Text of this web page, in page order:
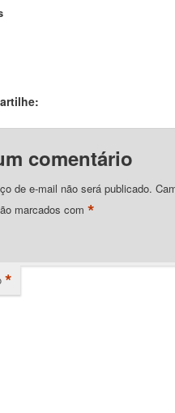
comentário
de e-mail não será publicado.
marcados com*
*